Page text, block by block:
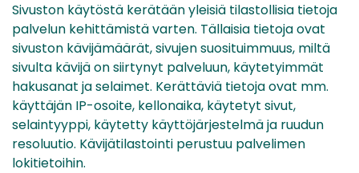
Sivuston käytöstä kerätään yleisiä tilastollisia tietoja
palvelun kehittämistä varten. Tällaisia tietoja ovat
sivuston kävijämäärät, sivujen suosituimmuus, miltä
sivulta kävijä on siirtynyt palveluun, käytetyimmät
hakusanat ja selaimet. Kerättäviä tietoja ovat mm.
käyttäjän IP-osoite, kellonaika, käytetyt sivut,
selaintyyppi, käytetty käyttöjärjestelmä ja ruudun
resoluutio. Kävijätilastointi perustuu palvelimen
lokitietoihin.